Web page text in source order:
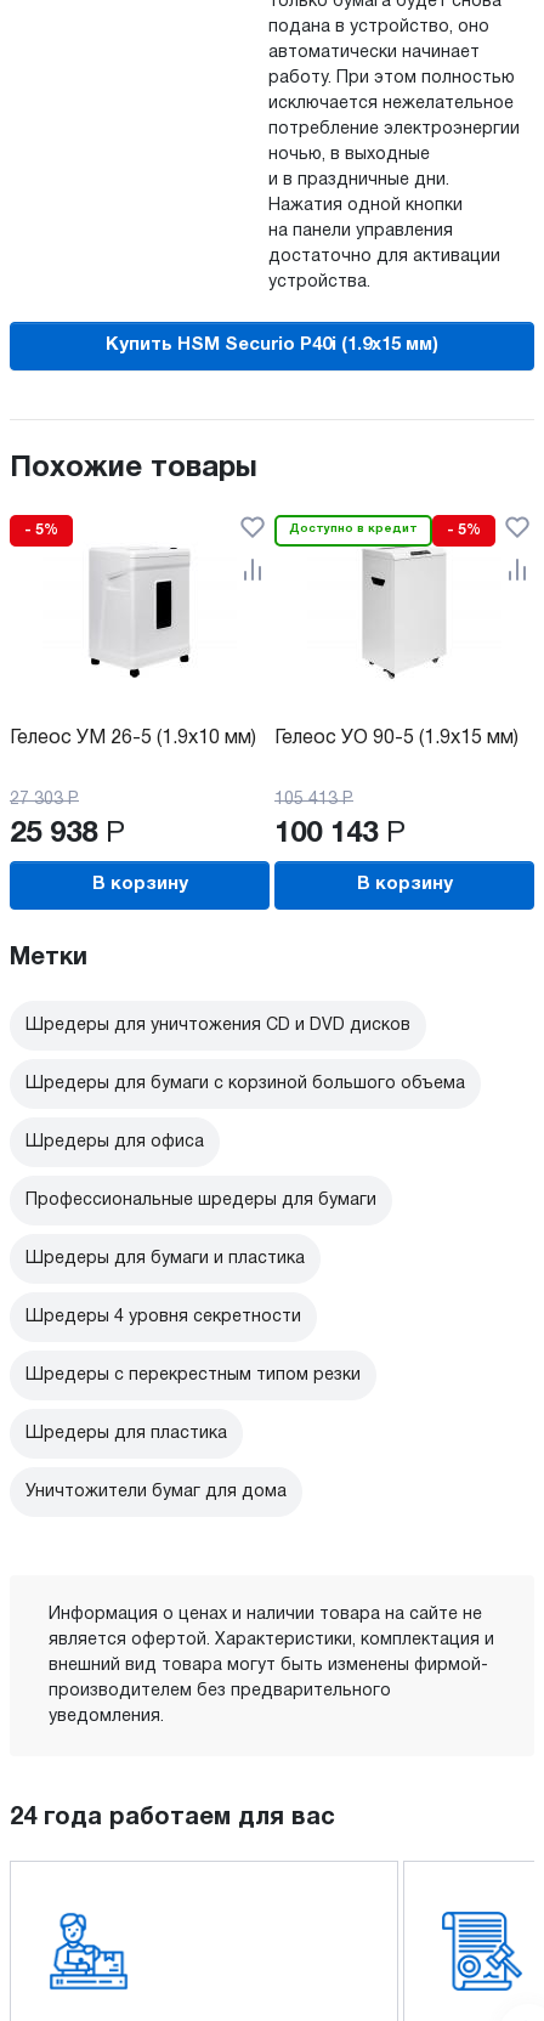
подана в устройство, оно
автоматически начинает
работу. При этом полностью
исключается нежелательное
потребление электроэнергии
ночью, в выходные
и в праздничные дни.
Нажатия одной кнопки
на панели управления
достаточно для активации
устройства.
Купить HSM Securio P40i (1.9х15 мм)
Похожие товары
- 5%
Гелеос УМ 26-5 (1.9x10 мм)
27 303 Р
25 938 Р
В корзину
Доступно в кредит - 5%
Гелеос УО 90-5 (1.9х15 мм)
105 413 Р
100 143 Р
В корзину
Метки
Шредеры для уничтожения CD и DVD дисков
Шредеры для бумаги с корзиной большого объема
Шредеры для офиса
Профессиональные шредеры для бумаги
Шредеры для бумаги и пластика
Шредеры 4 уровня секретности
Шредеры с перекрестным типом резки
Шредеры для пластика
Уничтожители бумаг для дома
Информация о ценах и наличии товара на сайте не
является офертой. Характеристики, комплектация и
внешний вид товара могут быть изменены фирмой-
производителем без предварительного
уведомления.
24 года работаем для вас